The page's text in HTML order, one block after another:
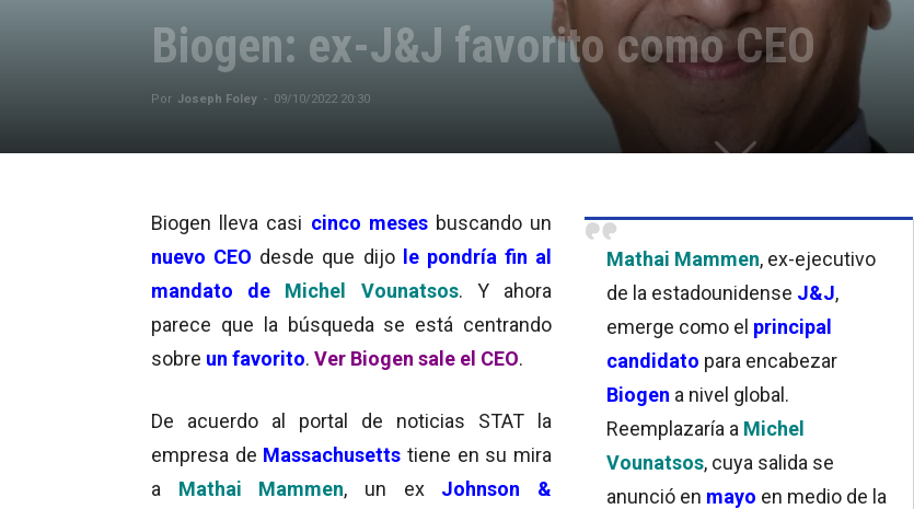
Biogen: ex-J&J favorito como CEO
Por Joseph Foley - 09/10/2022 20:30
Mathai Mammen, ex-ejecutivo
de la estadounidense J&J,
emerge como el principal
candidato para encabezar
Biogen a nivel global.
Reemplazaría a Michel
Vounatsos, cuya salida se
anunció en mayo en medio de la
Biogen lleva casi cinco mesesbuscando un
nuevo CEO desde que dijole pondría fin al
mandato de Michel Vounatsos. Y ahora
parece que la búsqueda se está centrando
sobre un favorito. Ver Biogen sale el CEO.
De acuerdo al portal de noticias STAT la
empresa de Massachusettstiene en su mira
a Mathai Mammen, un ex Johnson &